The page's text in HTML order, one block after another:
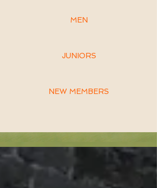
MEN
JUNIORS
NEW MEMBERS